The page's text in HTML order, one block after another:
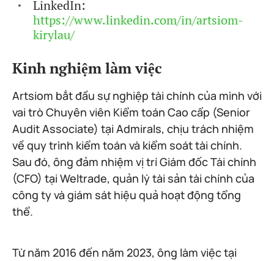
LinkedIn:
https://www.linkedin.com/in/artsiom-
kirylau/
Kinh nghiệm làm việc
Artsiom bắt đầu sự nghiệp tài chính của mình với
vai trò Chuyên viên Kiểm toán Cao cấp (Senior
Audit Associate) tại Admirals, chịu trách nhiệm
về quy trình kiểm toán và kiểm soát tài chính.
Sau đó, ông đảm nhiệm vị trí Giám đốc Tài chính
(CFO) tại Weltrade, quản lý tài sản tài chính của
công ty và giám sát hiệu quả hoạt động tổng
thể.
Từ năm 2016 đến năm 2023, ông làm việc tại